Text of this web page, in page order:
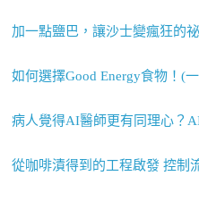
加一點鹽巴，讓沙士變瘋狂的
如何選擇Good Energy食物！(
病人覺得AI醫師更有同理心？
從咖啡漬得到的工程啟發 控制